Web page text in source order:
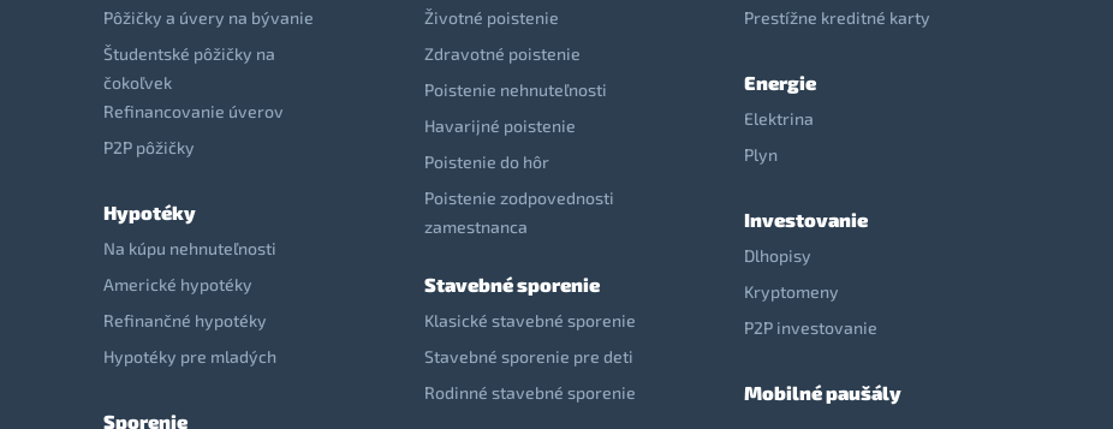
Pôžičky a úvery na bývanie
Študentské pôžičky na
čokoľvek
Refinancovanie úverov
P2P pôžičky
Hypotéky
Na kúpu nehnuteľnosti
Americké hypotéky
Refinančné hypotéky
Hypotéky pre mladých
Sporenie
Životné poistenie
Zdravotné poistenie
Poistenie nehnuteľnosti
Havarijné poistenie
Poistenie do hôr
Poistenie zodpovednosti
zamestnanca
Stavebné sporenie
Klasické stavebné sporenie
Stavebné sporenie pre deti
Rodinné stavebné sporenie
Prestížne kreditné karty
Energie
Elektrina
Plyn
Investovanie
Dlhopisy
Kryptomeny
P2P investovanie
Mobilné paušály